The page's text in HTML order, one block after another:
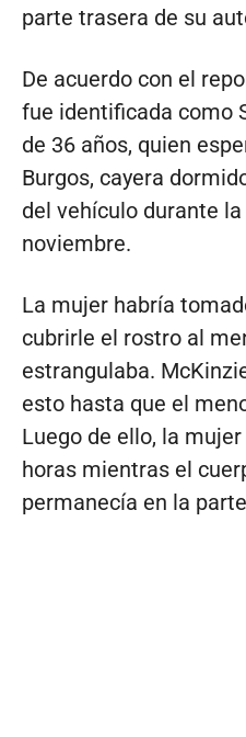
parte trasera de su
De acuerdo con el
fue identificada como
de 36 años, quien
Burgos, cayera
del vehículo durante
noviembre.
La mujer habría
cubrirle el rostro al
estrangulaba.
esto hasta que el
Luego de ello, la
horas mientras el
permanecía en la